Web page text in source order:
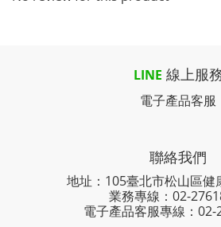
LINE 線上服
電子產品客服
聯絡我們
地址：105臺北市松山區健
業務專線： 02-
電子產品客服專線：02-